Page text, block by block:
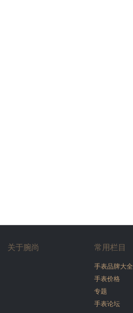
关于腕尚 常用栏目
手表品牌大全
手表价格
专题
手表论坛